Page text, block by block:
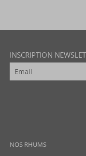
INSCRIPTION
NOS RHUMS